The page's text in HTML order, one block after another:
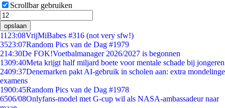
Scrollbar gebruiken
opslaan
11 23:08VrijMiBabes #316 (not very sfw!)
3523:07Random Pics van de Dag #1979
214:30De FOK!Voetbalmanager 2026/2027 is begonnen
1309:40Meta krijgt half miljard boete voor mentale schade bij jongeren
2409:37Denemarken pakt AI-gebruik in scholen aan: extra mondelinge
examens
1900:45Random Pics van de Dag #1978
6506/08Onlyfans-model met G-cup wil als NASA-ambassadeur naar